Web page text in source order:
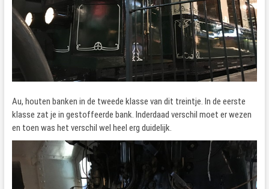
Au, houten banken in de tweede klasse van dit treintje. In de eerste
klasse zat je in gestoffeerde bank. Inderdaad verschil moet er wezen
en toen was het verschil wel heel erg duidelijk.